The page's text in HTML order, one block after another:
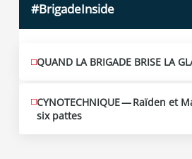
#BrigadeInside
QUAND LA BRIGADE BRISE LA
CYNOTECHNIQUE — Raïden et
six pattes